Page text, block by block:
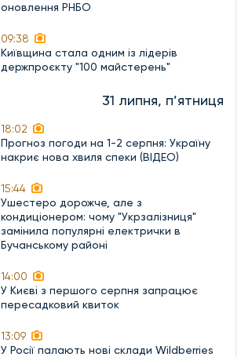
оновлення РНБО
09:38
Київщина стала одним із лідерів
держпроєкту "100 майстерень"
31 липня, п’ятниця
18:02
Прогноз погоди на 1-2 серпня: Україну
накриє нова хвиля спеки (ВІДЕО)
15:44
Ушестеро дорожче, але з
кондиціонером: чому "Укрзалізниця"
замінила популярні електрички в
Бучанському районі
14:00
У Києві з першого серпня запрацює
пересадковий квиток
13:09
У Росії палають нові склади Wildberries